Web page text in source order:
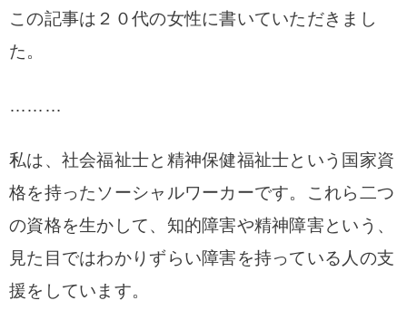
この記事は２０代の女性に書いていただきまし
た。
………
私は、社会福祉士と精神保健福祉士という国家資
格を持ったソーシャルワーカーです。これら二つ
の資格を生かして、知的障害や精神障害という、
見た目ではわかりずらい障害を持っている人の支
援をしています。